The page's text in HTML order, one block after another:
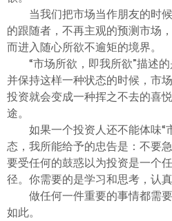
当我们把市场当作朋友的时
的跟随者，不再主观的预测市场
而进入随心所欲不逾矩的境界。
“市场所欲，即我所欲”描述
并保持这样一种状态的时候，市
投资就会变成一种挥之不去的喜
途。
如果一个投资人还不能体味“
态，我所能给予的忠告是：不要
要受任何的鼓惑以为投资是一个
径。你需要的是学习和思考，认
做任何一件重要的事情都需
如此。